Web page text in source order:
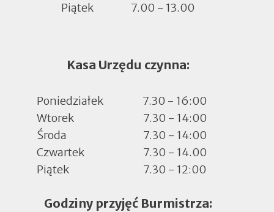
Piątek
7.00 - 13.00
Kasa Urzędu czynna:
Poniedziałek
7.30 - 16:00
Wtorek
7.30 - 14:00
Środa
7.30 - 14:00
Czwartek
7.30 - 14.00
Piątek
7.30 - 12:00
Godziny przyjęć Burmistrza: